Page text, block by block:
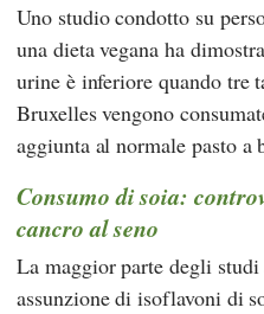
Uno studio condotto su
una dieta vegana ha
urine è inferiore quando tre
Bruxelles vengono
aggiunta al normale pasto a
Consumo di soia:
cancro al seno
La maggior parte degli studi
assunzione di isoflavoni di